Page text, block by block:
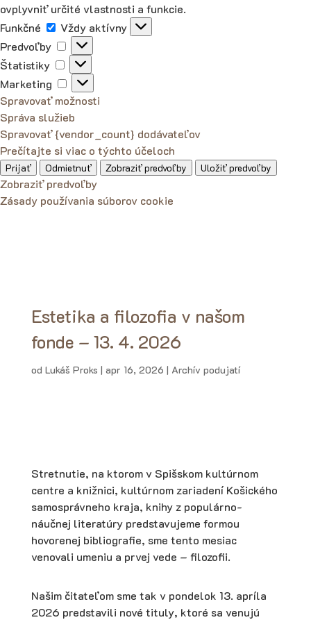
ovplyvniť určité vlastnosti a funkcie.
Funkčné
Funkčné
Vždy aktívny
Predvoľby
Predvoľby
Štatistiky
Štatistiky
Marketing
Marketing
Spravovať možnosti
Správa služieb
Spravovať {vendor_count} dodávateľov
Prečítajte si viac o týchto účeloch
Prijať Odmietnuť Zobraziť predvoľby Uložiť predvoľby
Zobraziť predvoľby
Zásady používania súborov cookie
Estetika a filozofia v našom
fonde – 13. 4. 2026
od Lukáš Proks | apr 16, 2026 | Archív podujatí
Stretnutie, na ktorom v Spišskom kultúrnom
centre a knižnici, kultúrnom zariadení Košického
samosprávneho kraja, knihy z populárno-
náučnej literatúry predstavujeme formou
hovorenej bibliografie, sme tento mesiac
venovali umeniu a prvej vede – filozofii.
Našim čitateľom sme tak v pondelok 13. apríla
2026 predstavili nové tituly, ktoré sa venujú